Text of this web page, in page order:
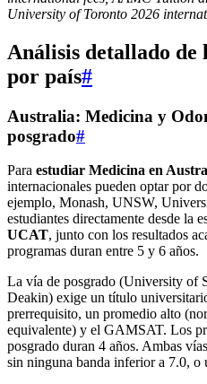
University of Toronto 2026
Análisis detallado de
por país#
Australia: Medicina y
posgrado#
Para estudiar Medicina en
internacionales pueden optar por
ejemplo, Monash, UNSW,
estudiantes directamente desde la
UCAT, junto con los resultados
programas duran entre 5 y 6 años.
La vía de posgrado (University of
Deakin) exige un título
prerrequisito, un promedio alto
equivalente) y el GAMSAT. Los
posgrado duran 4 años. Ambas
sin ninguna banda inferior a 7.0, o